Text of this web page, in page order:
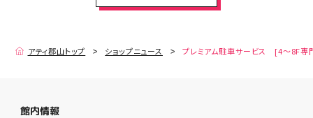
アティ郡山トップ ショップニュース プレミアム駐車サービス [4～8F専
館内情報